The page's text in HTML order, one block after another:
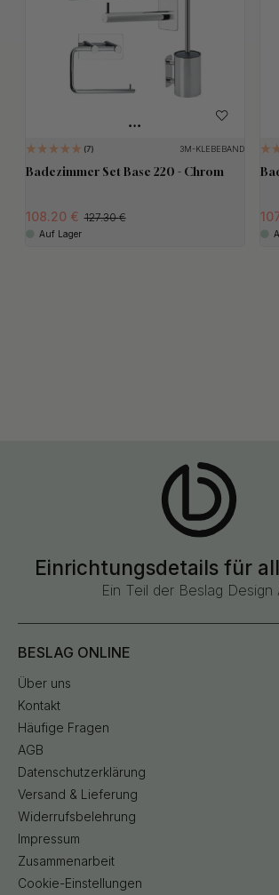
7 3M-KLEBEBAND
Badezimmer Set Base 220 - Chrom
108.20 127.30
Auf Lager
Einrichtungsdetails für
Ein Teil der Beslag Design
BESLAG ONLINE
Über uns
Kontakt
Häufige Fragen
AGB
Datenschutzerklärung
Versand & Lieferung
Widerrufsbelehrung
Impressum
Zusammenarbeit
Cookie-Einstellungen